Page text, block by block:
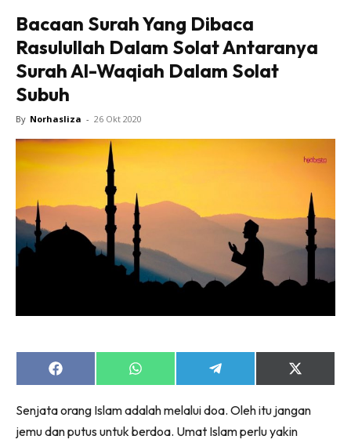
Bacaan Surah Yang Dibaca
Rasulullah Dalam Solat Antaranya
Surah Al-Waqiah Dalam Solat
Subuh
By Norhasliza - 26 Okt 2020
Share
on
Share
on
Share
on
Share
on
(Twitter)
Senjata orang Islam adalah melalui doa. Oleh itu jangan
jemu dan putus untuk berdoa. Umat Islam perlu yakin